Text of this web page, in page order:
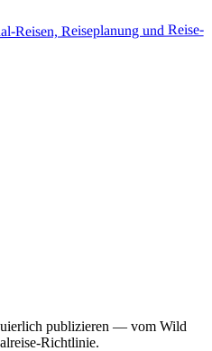
Reisen, Reiseplanung und Reise-
publizieren — vom Wild
Richtlinie.